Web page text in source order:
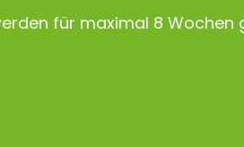
für maximal 8 Wochen